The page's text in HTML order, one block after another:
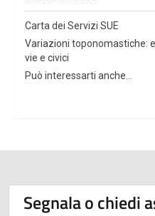
Carta dei Servizi SUE
Variazioni toponomastiche:
vie e civici
Può interessarti anche...
Segnala o chiedi